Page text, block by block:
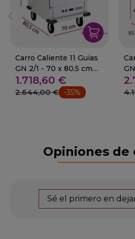
Carro Caliente 11 Guias
GN 2/1 - 70 x 80.5 cm
3000W
1.718,60 €
2.644,00 € -35%
Opiniones de
Sé el primero en